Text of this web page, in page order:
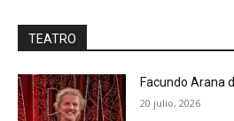
TEATRO
Facundo Arana
20 julio, 2026